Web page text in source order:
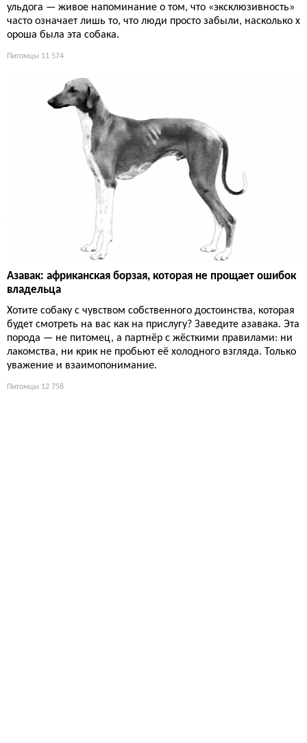
ульдога — живое напоминание о том, что «эксклюзивность»
часто означает лишь то, что люди просто забыли, насколько х
ороша была эта собака.
Питомцы 11 574
Азавак: африканская борзая, которая не прощает ошибок
владельца
Хотите собаку с чувством собственного достоинства, которая
будет смотреть на вас как на прислугу? Заведите азавака. Эта
порода — не питомец, а партнёр с жёсткими правилами: ни
лакомства, ни крик не пробьют её холодного взгляда. Только
уважение и взаимопонимание.
Питомцы 12 758